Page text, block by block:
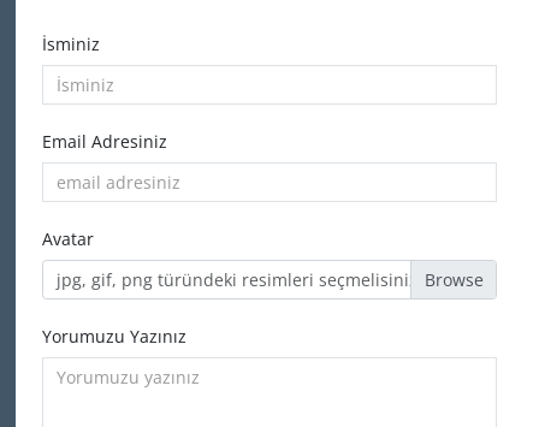
İsminiz
Email Adresiniz
Avatar
jpg, gif, png türündeki resimleri seçmelisiniz
Yorumuzu Yazınız